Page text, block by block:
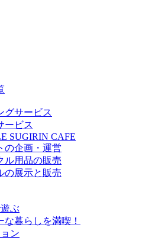
グサービス
ービス
SUGIRIN CAFE
の企画・運営
ル用品の販売
の展示と販売
ぶ
な暮らしを満喫！
ン